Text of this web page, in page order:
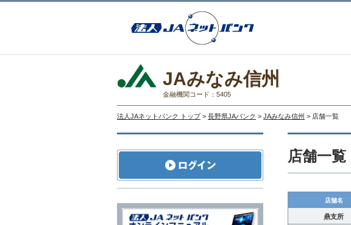
JAみなみ信州
金融機関コード：5405
法人JAネットバンク トップ > 長野県JAバンク > JAみなみ信州 > 店舗一覧
店舗一覧
店舗名
鼎支所